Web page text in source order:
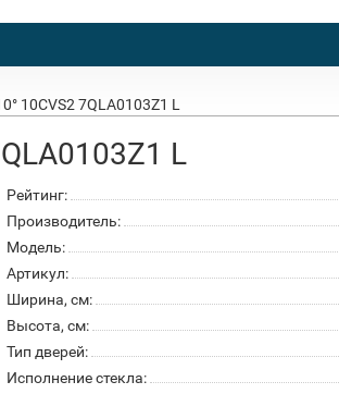
10CVS2 7QLA0103Z1 L
L
Рейтинг:
Производитель:
Модель:
Артикул:
Ширина, см:
Высота, см:
Тип дверей:
Исполнение стекла: